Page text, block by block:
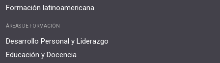
Formación latinoamericana
ÁREAS DE FORMACIÓN
Desarrollo Personal y Liderazgo
Educación y Docencia